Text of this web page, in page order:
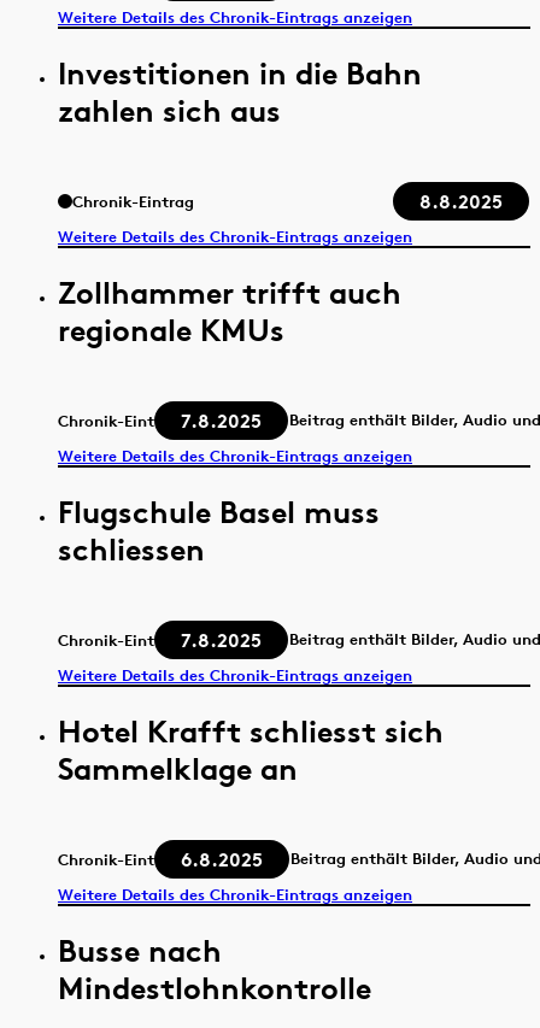
Weitere Details des Chronik-Eintrags anzeigen
Investitionen in die Bahn
zahlen sich aus
Chronik-Eintrag 8.8.2025
Weitere Details des Chronik-Eintrags anzeigen
Zollhammer trifft auch
regionale KMUs
Chronik-Eintrag 7.8.2025
Beitrag enthält Bilder, Audio
Weitere Details des Chronik-Eintrags anzeigen
Flugschule Basel muss
schliessen
Chronik-Eintrag 7.8.2025
Beitrag enthält Bilder, Audio
Weitere Details des Chronik-Eintrags anzeigen
Hotel Krafft schliesst sich
Sammelklage an
Chronik-Eintrag 6.8.2025
Beitrag enthält Bilder, Audio
Weitere Details des Chronik-Eintrags anzeigen
Busse nach
Mindestlohnkontrolle